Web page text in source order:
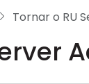
Tornar o RU